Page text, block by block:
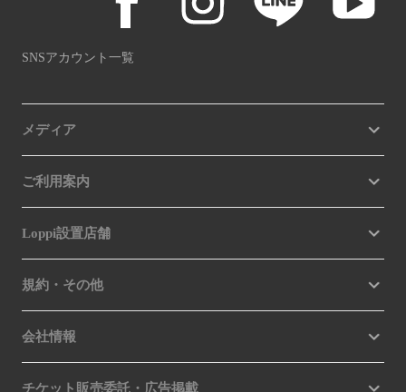
SNSアカウント一覧
メディア
ご利用案内
Loppi設置店舗
規約・その他
会社情報
チケット販売委託・広告掲載